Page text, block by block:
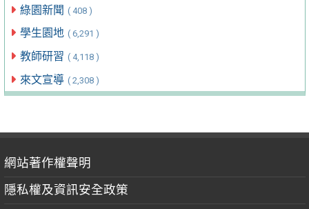
綠園新聞 ( 408 )
學生園地 ( 6,291 )
教師研習 ( 4,118 )
來文宣導 ( 2,308 )
網站著作權聲明
隱私權及資訊安全政策